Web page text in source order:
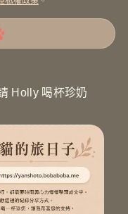
Holly 喝杯珍奶